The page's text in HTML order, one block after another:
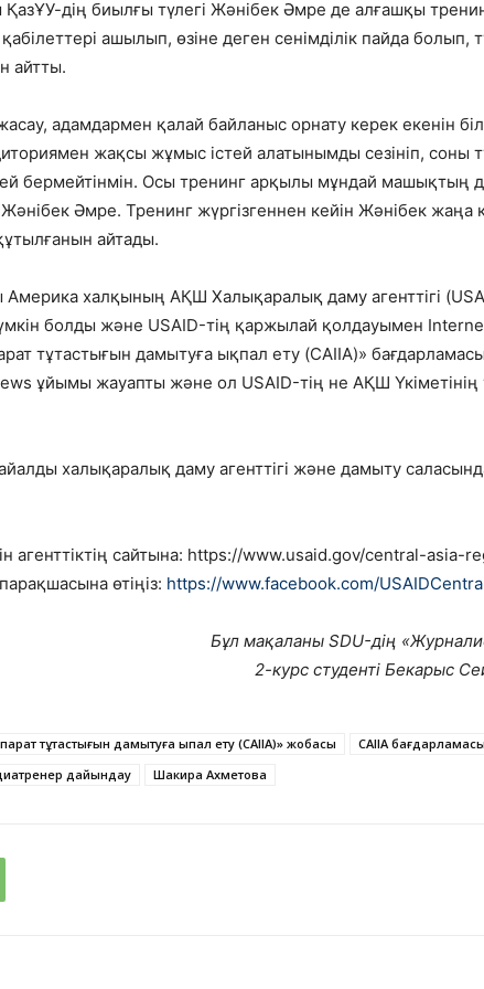
дің биылғы түлегі Жәнібек Әмре де алғашқы
ашылып, өзіне деген сенімділік пайда болып,
айтты.
адамдармен қалай байланыс орнату керек екенін
жақсы жұмыс істей алатынымды сезініп, соны
бермейтінмін. Осы тренинг арқылы мұндай машықтың
Жәнібек Әмре. Тренинг жүргізгеннен кейін Жәнібек жаңа
айтады.
халқының АҚШ Халықаралық даму агенттігі
болды және USAID-тің қаржылай қолдауымен
тұтастығын дамытуға ықпал ету (CAIIA)» бағдарламасы
ұйымы жауапты және ол USAID-тің не АҚШ Үкіметінің
халықаралық даму агенттігі және дамыту
агенттіктің сайтына: https://www.usaid.gov/central-asia-
өтіңіз: https://www.facebook.com/
Бұл мақаланы SDU-дің
2-курс студенті Бекарыс
тұтастығын дамытуға ықпал ету (CAIIA)» жобасы CAIIA бағдарламасы
дайындау Шакира Ахметова